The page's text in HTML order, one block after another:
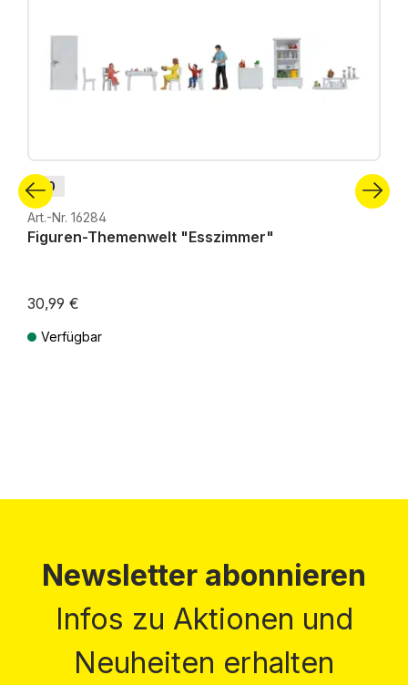
H0
Art.-Nr. 16284
Figuren-Themenwelt "Esszimmer"
30,99 €
Verfügbar
Newsletter abonnieren
Infos zu Aktionen und
Neuheiten erhalten